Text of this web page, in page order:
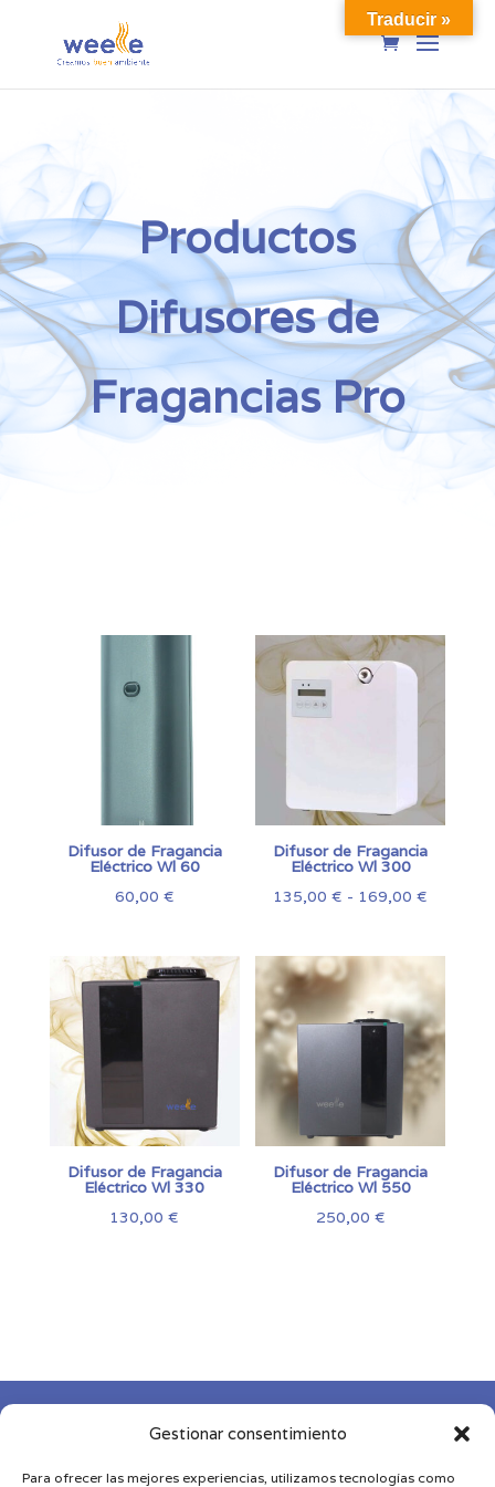
Gestionar consentimiento
Para ofrecer las mejores experiencias, utilizamos tecnologías como
Productos
Difusores de
Fragancias Pro
Difusor de Fragancia
Eléctrico Wl 60
60,00 €
Difusor de Fragancia
Eléctrico Wl 300
135,00€ - 169,00€
precios:
135,00
hasta
169,00
Difusor de Fragancia
Eléctrico Wl 330
130,00€
Difusor de Fragancia
Eléctrico Wl 550
250,00 €

Traducir »